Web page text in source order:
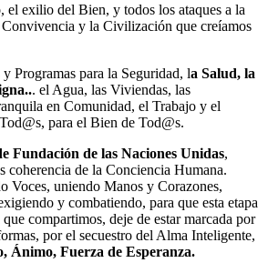
el exilio del Bien, y todos los ataques a la
y la Civilización que creíamos
Programas para la Seguridad, la Salud, la
. el Agua, las Viviendas, las
en Comunidad, el Trabajo y el
para el Bien de Tod@s.
Fundación de las Naciones Unidas,
coherencia de la Conciencia Humana.
Voces, uniendo Manos y Corazones,
y combatiendo, para que esta etapa
compartimos, deje de estar marcada por
por el secuestro del Alma Inteligente,
Ánimo, Fuerza de Esperanza.